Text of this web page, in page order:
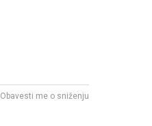
Obavesti me o sniženju